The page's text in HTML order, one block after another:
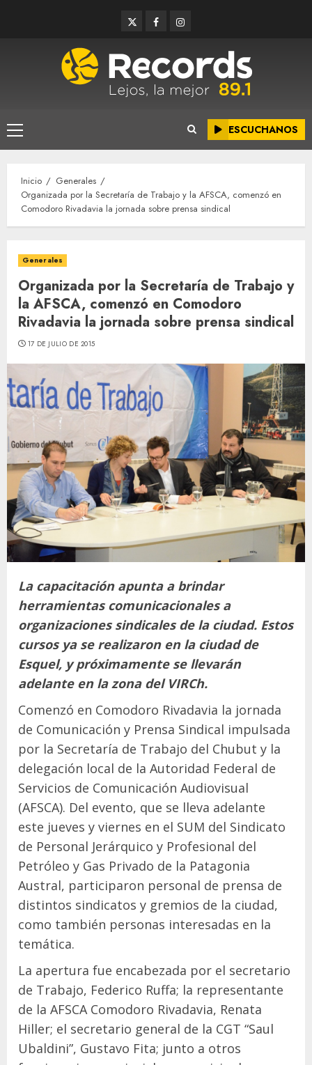
TwitterFacebookInstagram
Menú
principal
ESCUCHANOS
Inicio
Generales
Organizada por la Secretaría de Trabajo y la AFSCA, comenzó en
Comodoro Rivadavia la jornada sobre prensa sindical
Generales
Organizada por la Secretaría de Trabajo y
la AFSCA, comenzó en Comodoro
Rivadavia la jornada sobre prensa sindical
17 DE JULIO DE 2015
La capacitación apunta a brindar
herramientas comunicacionales a
organizaciones sindicales de la ciudad. Estos
cursos ya se realizaron en la ciudad de
Esquel, y próximamente se llevarán
adelante en la zona del VIRCh.
Comenzó en Comodoro Rivadavia la jornada
de Comunicación y Prensa Sindical impulsada
por la Secretaría de Trabajo del Chubut y la
delegación local de la Autoridad Federal de
Servicios de Comunicación Audiovisual
(AFSCA). Del evento, que se lleva adelante
este jueves y viernes en el SUM del Sindicato
de Personal Jerárquico y Profesional del
Petróleo y Gas Privado de la Patagonia
Austral, participaron personal de prensa de
distintos sindicatos y gremios de la ciudad,
como también personas interesadas en la
temática.
La apertura fue encabezada por el secretario
de Trabajo, Federico Ruffa; la representante
de la AFSCA Comodoro Rivadavia, Renata
Hiller; el secretario general de la CGT “Saul
Ubaldini”, Gustavo Fita; junto a otros